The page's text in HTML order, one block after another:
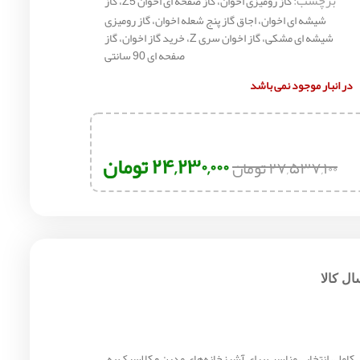
شیشه ای اخوان، اجاق گاز پنج شعله اخوان، گاز رومیزی
شیشه ای مشکی، گاز اخوان سری Z، خرید گاز اخوان، گاز
صفحه ای 90 سانتی
در انبار موجود نمی باشد
۲۷,۵۳۷,۱۰۰تومان۲۴,۲۳۰,۰۰۰تومان
کالا